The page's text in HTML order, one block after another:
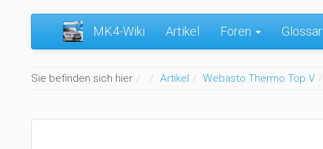
MK4-Wiki Artikel Foren Glossar
Sie befinden sich hier Home
Artikel Webasto Thermo Top V